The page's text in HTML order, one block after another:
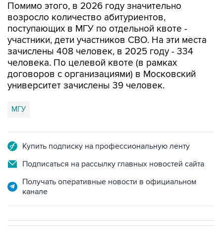
Помимо этого, в 2026 году значительно
возросло количество абитуриентов,
поступающих в МГУ по отдельной квоте -
участники, дети участников СВО. На эти места
зачислены 408 человек, в 2025 году - 334
человека. По целевой квоте (в рамках
договоров с организациями) в Московский
университет зачислены 39 человек.
МГУ
Купить подписку на профессиональную ленту
Подписаться на рассылку главных новостей сайта
Получать оперативные новости в официальном
канале